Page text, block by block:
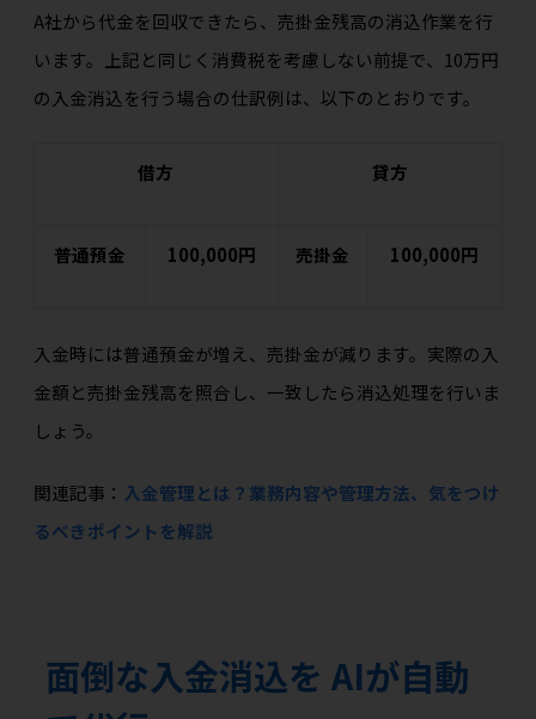
A社から代金を回収できたら、売掛金残高の消込作業を行
います。上記と同じく消費税を考慮しない前提で、10万円
の入金消込を行う場合の仕訳例は、以下のとおりです。
借方 貸方
普通預金 100,000円 売掛金 100,000円
入金時には普通預金が増え、売掛金が減ります。実際の入
金額と売掛金残高を照合し、一致したら消込処理を行いま
しょう。
関連記事： 入金管理とは？業務内容や管理方法、気をつけ
るべきポイントを解説
面倒な入金消込を AIが自動